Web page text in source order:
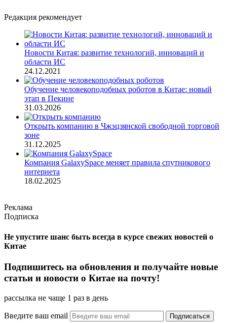
Редакция рекомендует
Новости Китая: развитие технологий, инноваций и
области ИС
24.12.2021
Обучение человекоподобных роботов в Китае: новый
этап в Пекине
31.03.2026
Открыть компанию в Чжэцзянской свободной торговой
зоне
31.12.2025
Компания GalaxySpace меняет правила спутникового
интернета
18.02.2025
Реклама
Подписка
Не упустите шанс быть всегда в курсе свежих новостей о
Китае
Подпишитесь на обновления и получайте новые
статьи и новости о Китае на почту!
рассылка не чаще 1 раз в день
Введите ваш email